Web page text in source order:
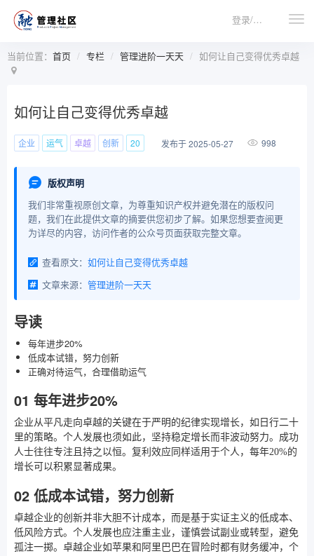
登录/注册
当前位置： 首页 专栏 管理进阶一天天 如何让自己变得优秀卓越
如何让自己变得优秀卓越
企业 运气 卓越 创新 20 发布于 2025-05-27 998
版权声明
我们非常重视原创文章，为尊重知识产权并避免潜在的版权问
题，我们在此提供文章的摘要供您初步了解。如果您想要查阅更
为详尽的内容，访问作者的公众号页面获取完整文章。
查看原文： 如何让自己变得优秀卓越
文章来源： 管理进阶一天天
导读
每年进步20%
低成本试错，努力创新
正确对待运气，合理借助运气
01 每年进步20%
企业从平凡走向卓越的关键在于严明的纪律实现增长，如日行二十
里的策略。个人发展也须如此，坚持稳定增长而非波动努力。成功
人士往往专注且持之以恒。复利效应同样适用于个人，每年20%的
增长可以积累显著成果。
02 低成本试错，努力创新
卓越企业的创新并非大胆不计成本，而是基于实证主义的低成本、
低风险方式。个人发展也应注重主业，谨慎尝试副业或转型，避免
孤注一掷。卓越企业如苹果和阿里巴巴在冒险时都有财务缓冲，个